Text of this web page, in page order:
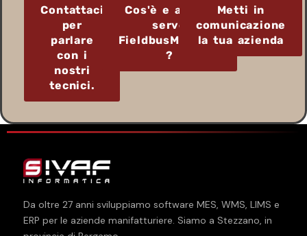
Contattaci
per
parlare
con i
nostri
tecnici.
Cos'è e a cosa
serve
FieldbusManager
?
Metti in
comunicazione
la tua azienda
Da oltre 27 anni sviluppiamo software MES, WMS, LIMS e
ERP per le aziende manifatturiere. Siamo a Stezzano, in